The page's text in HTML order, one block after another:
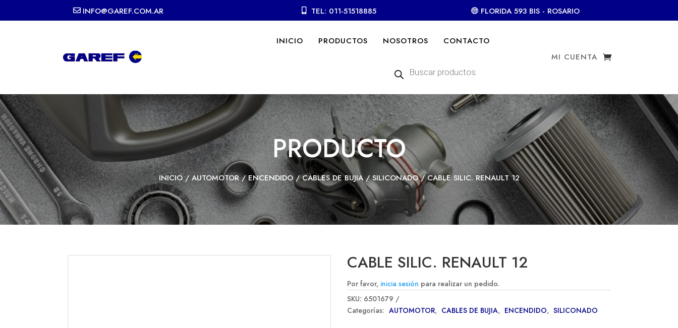
INFO@GAREF.COM.AR TEL: 011-51518885 FLORIDA 593 BIS - ROSARIO
INICIO PRODUCTOS NOSOTROS CONTACTO
productos
MI CUENTA
PRODUCTO
INICIO/AUTOMOTOR/ENCENDIDO/CABLES DE BUJIA/SILICONADO/ CABLE SILIC. RENAULT 12
CABLE SILIC. RENAULT 12
Por favor, inicia sesión para realizar un pedido.
SKU: 6501679
Categorías: AUTOMOTOR, CABLES DE BUJIA, ENCENDIDO, SILICONADO